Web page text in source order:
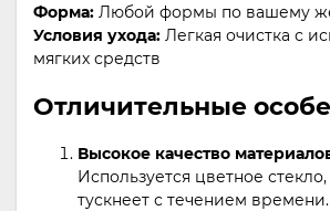
Форма: Любой формы по вашему
Условия ухода: Легкая очистка с
мягких средств
Отличительные
Высокое качество
Используется цветное
тускнеет с течением времени.